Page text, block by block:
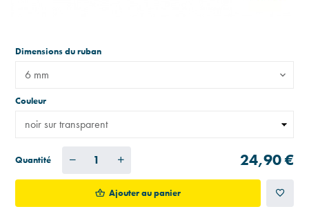
Dimensions du ruban
6 mm
Couleur
Quantité 24,90 €
Ajouter au panier